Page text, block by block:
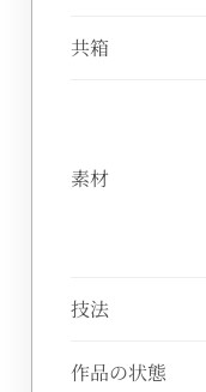
共箱
素材
技法
作品の状態